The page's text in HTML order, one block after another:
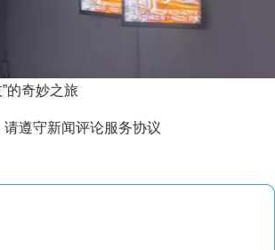
的奇妙之旅
遵守新闻评论服务协议